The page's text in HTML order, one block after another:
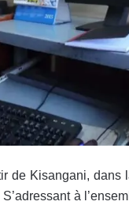
de Kisangani, dans
à